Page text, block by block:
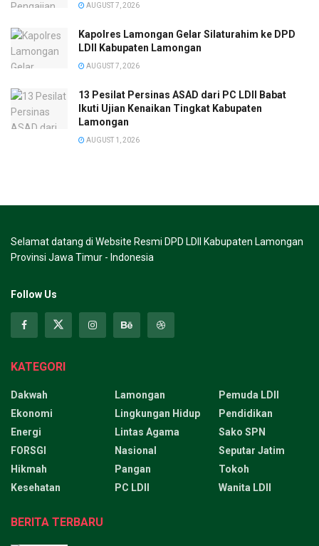
AUGUST 7, 2026
Kapolres Lamongan Gelar Silaturahim ke DPD
LDII Kabupaten Lamongan
AUGUST 7, 2026
13 Pesilat Persinas ASAD dari PC LDII Babat
Ikuti Ujian Kenaikan Tingkat Kabupaten
Lamongan
AUGUST 1, 2026
Selamat datang di Website Resmi DPD LDII Kabupaten Lamongan
Provinsi Jawa Timur - Indonesia
Follow Us
KATEGORI
Dakwah
Ekonomi
Energi
FORSGI
Hikmah
Kesehatan
Lamongan
Lingkungan Hidup
Lintas Agama
Nasional
Pangan
PC LDII
Pemuda LDII
Pendidikan
Sako SPN
Seputar Jatim
Tokoh
Wanita LDII
BERITA TERBARU